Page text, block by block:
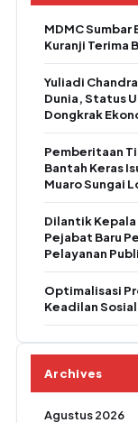
MDMC Sumbar
Kuranji Terima
Yuliadi
Dunia, Status
Dongkrak
Pemberitaan
Bantah Keras
Muaro Sungai
Dilantik Kepala
Pejabat Baru
Pelayanan
Optimalisasi
Keadilan
Archives
Agustus 2026